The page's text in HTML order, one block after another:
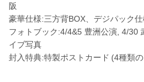
阪
豪華仕様:三方背BOX、デジパック
フォトブック:4/4&5 豊洲公演, 4/30
イブ写真
封入特典:特製ポストカード (4種類